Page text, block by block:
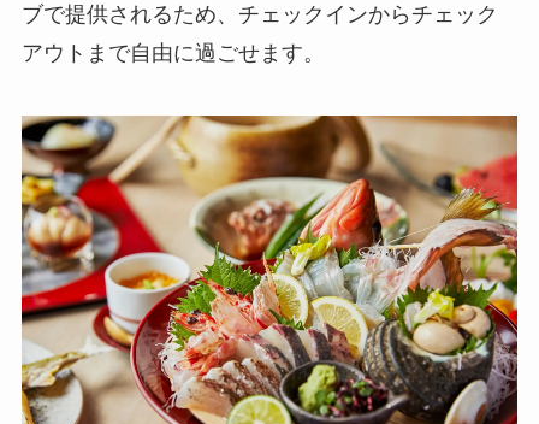
ブで提供されるため、チェックインからチェック
アウトまで自由に過ごせます。